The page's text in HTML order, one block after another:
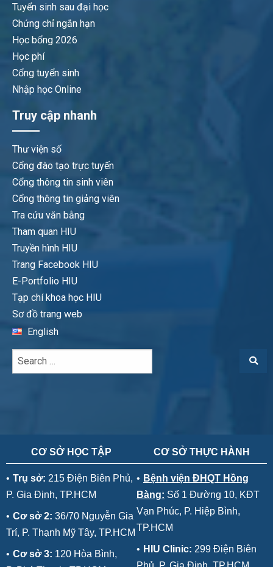
Tuyển sinh sau đại học
Chứng chỉ ngắn hạn
Học bổng 2026
Học phí
Cổng tuyển sinh
Nhập học Online
Truy cập nhanh
Thư viện số
Cổng đào tạo trực tuyến
Cổng thông tin sinh viên
Cổng thông tin giảng viên
Tra cứu văn bằng
Tham quan HIU
Truyền hình HIU
Trang Facebook HIU
E-Portfolio HIU
Tạp chí khoa học HIU
Sơ đồ trang web
English
CƠ SỞ HỌC TẬP
• Trụ sở: 215 Điện Biên Phủ,
P. Gia Định, TP.HCM
• Cơ sở 2: 36/70 Nguyễn Gia
Trí, P. Thạnh Mỹ Tây, TP.HCM
• Cơ sở 3: 120 Hòa Bình,
CƠ SỞ THỰC HÀNH
• Bệnh viện ĐHQT Hồng
Bàng: Số 1 Đường 10, KĐT
Vạn Phúc, P. Hiệp Bình,
TP.HCM
• HIU Clinic: 299 Điện Biên